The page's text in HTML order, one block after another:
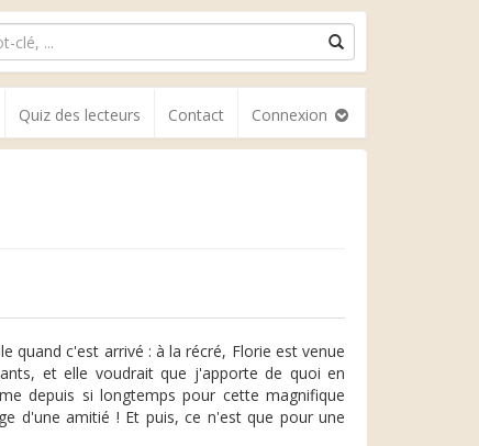
Quiz des lecteurs Contact Connexion
quand c'est arrivé : à la récré, Florie est venue
et elle voudrait que j'apporte de quoi en
depuis si longtemps pour cette magnifique
d'une amitié ! Et puis, ce n'est que pour une